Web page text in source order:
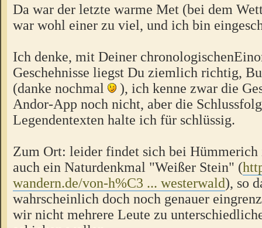
Da war der letzte warme Met (bei dem
war wohl einer zu viel, und ich bin
Ich denke, mit Deiner
Geschehnisse liegst Du ziemlich richtig,
(danke nochmal
), ich kenne zwar die
Andor-App noch nicht, aber die
Legendentexten halte ich für schlüssig.
Zum Ort: leider findet sich bei Hümmerich
auch ein Naturdenkmal "Weißer Stein" (
wandern.de/von-h%C3 ... westerwald), so
wahrscheinlich doch noch genauer
wir nicht mehrere Leute zu